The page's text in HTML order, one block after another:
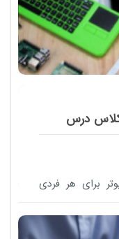
کلاس درس
برای هر فردی
سیستم آموزشی